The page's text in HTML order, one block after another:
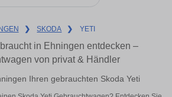
❯ SKODA ❯ YETI
in Ehningen entdecken –
von privat & Händler
Ihren gebrauchten Skoda Yeti